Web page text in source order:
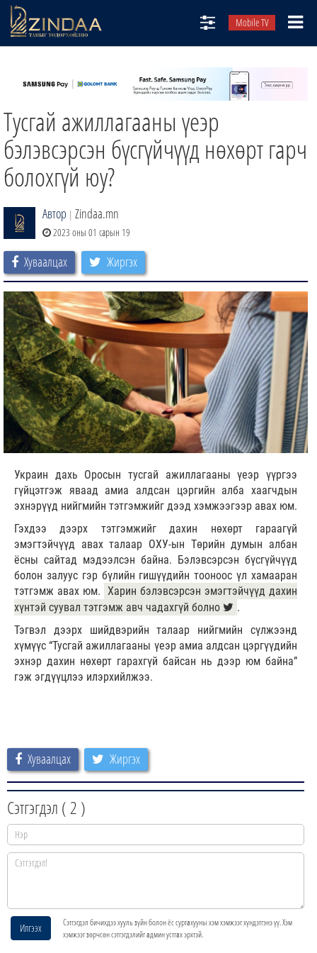
Mobile TV
ТВ8
ӨГЛӨӨНИЙ СОНИН
АУДИО ЗОХИОЛ
ЗИНДАА СЭТГҮҮЛ
Тусгай ажиллагааны үеэр
бэлэвсэрсэн бүсгүйчүүд нөхөрт гарч
болохгүй юу?
Автор | Zindaa.mn
2023 оны 01 сарын 19
Хуваалцах Жиргэх
Украин дахь Оросын тусгай ажиллагааны үеэр үүргээ
гүйцэтгэж яваад амиа алдсан цэргийн алба хаагчдын
эхнэрүүд нийгмийн тэтгэмжийг дээд хэмжээгээр авах юм.
Гэхдээ дээрх тэтгэмжийг дахин нөхөрт гараагүй
эмэгтэйчүүд авах талаар ОХУ-ын Төрийн думын албан
ёсны сайтад мэдээлсэн байна. Бэлэвсэрсэн бүсгүйчүүд
болон залуус гэр бүлийн гишүүдийн тооноос үл хамааран
тэтгэмж авах юм. Харин бэлэвсэрсэн эмэгтэйчүүд дахин
хүнтэй суувал тэтгэмж авч чадахгүй болно
.
Тэгвэл дээрх шийдвэрийн талаар нийгмийн сүлжээнд
хүмүүс “Тусгай ажиллагааны үеэр амиа алдсан цэргүүдийн
эхнэр дахин нөхөрт гарахгүй байсан нь дээр юм байна”
гэж эгдүүцлээ илэрхийлжээ.
Хуваалцах Жиргэх
Сэтгэгдэл (2 )
Илгээх
Сэтгэгдэл бичихдээ хууль зүйн болон ёс суртахууны хэм хэмжээг хүндэтгэнэ үү. Хэм
хэмжээг зөрчсөн сэтгэгдэлийг админ устгах эрхтэй.